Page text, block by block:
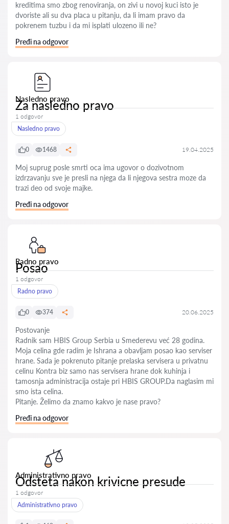
kreditima smo zbog renoviranja, on zivi u novoj kuci isto je
dvoriste ali su dva placa u pitanju, da li imam pravo da
pokrenem tuzbu i da mi isplati ulozeno ili ne?
Pređi na odgovor
Nasledno pravo
Za nasledno pravo
1 odgovor
Nasledno pravo
0 1468 19.04.2025
Moj suprug posle smrti oca ima ugovor o dozivotnom
izdrzavanju sve je presli na njega da li njegova sestra moze da
trazi deo od svoje majke.
Pređi na odgovor
Radno pravo
Posao
1 odgovor
Radno pravo
0 374 20.06.2025
Postovanje
Radnik sam HBIS Group Serbia u Smederevu već 28 godina.
Moja celina gde radim je Ishrana a obavljam posao kao serviser
hrane. Sada je pokrenuto pitanje prelaska servisera u privatnu
celinu Kontra biz samo nas servisera hrane dok kuhinja i
tamosnja administracija ostaje pri HBIS GROUP.Da naglasim mi
smo ista celina.
Pitanje. Želimo da znamo kakvo je nase pravo?
Pređi na odgovor
Administrativno pravo
Odsteta nakon krivicne presude
1 odgovor
Administrativno pravo